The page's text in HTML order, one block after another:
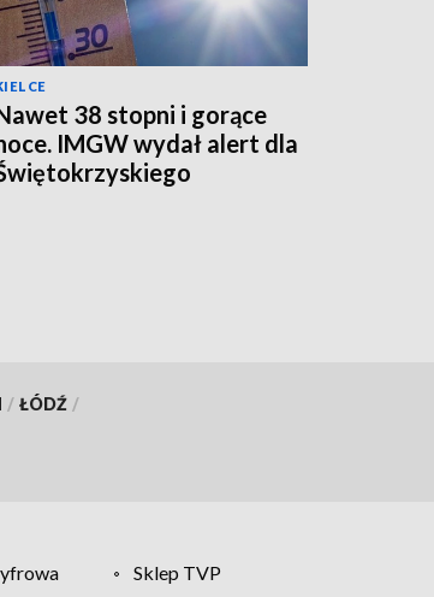
38 stopni i gorące
IMGW wydał alert dla
/ ŁÓDŹ /
Sklep TVP